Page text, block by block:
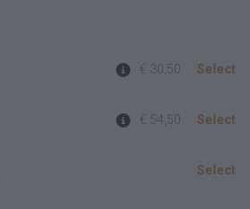
€ 30,50 Select
€ 54,50 Select
Select